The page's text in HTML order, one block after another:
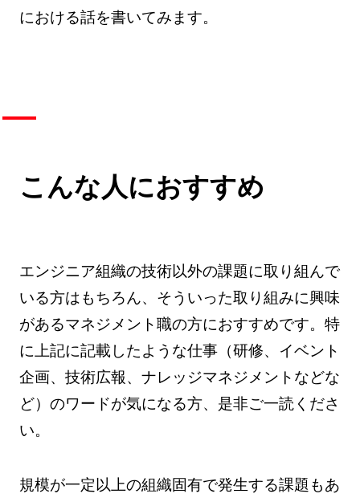
における話を書いてみます。
こんな人におすすめ
エンジニア組織の技術以外の課題に取り組んで
いる方はもちろん、そういった取り組みに興味
があるマネジメント職の方におすすめです。特
に上記に記載したような仕事（研修、イベント
企画、技術広報、ナレッジマネジメントなどな
ど）のワードが気になる方、是非ご一読くださ
い。
規模が一定以上の組織固有で発生する課題もあ